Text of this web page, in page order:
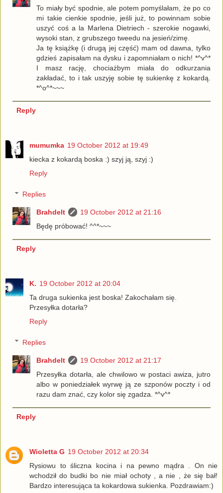
To miały być spodnie, ale potem pomyślałam, że po co
mi takie cienkie spodnie, jeśli już, to powinnam sobie
uszyć coś a la Marlena Dietriech - szerokie nogawki,
wysoki stan, z grubszego tweedu na jesień/zimę.
Ja tę książkę (i drugą jej część) mam od dawna, tylko
gdzieś zapisałam na dysku i zapomniałam o nich! *^v^*
I masz rację, chociażbym miała do odkurzania
zakładać, to i tak uszyję sobie tę sukienkę z kokardą.
*^o^*~~~
Reply
mumumka 19 October 2012 at 19:49
kiecka z kokardą boska :) szyj ją, szyj :)
Reply
Replies
Brahdelt
19 October 2012 at 21:16
Będę próbować! ^^*~~~
Reply
K. 19 October 2012 at 20:04
Ta druga sukienka jest boska! Zakochałam się.
Przesyłka dotarła?
Reply
Replies
Brahdelt
19 October 2012 at 21:17
Przesyłka dotarła, ale chwilowo w postaci awiza, jutro
albo w poniedziałek wyrwę ją ze szponów poczty i od
razu dam znać, czy kolor się zgadza. *^v^*
Reply
Wioletta G 19 October 2012 at 20:34
Rysiowu to śliczna kocina i na pewno mądra . On nie
wchodził do budki bo nie miał ochoty , a nie , że się bał!
Bardzo interesująca ta kokardowa sukienka. Pozdrawiam:)